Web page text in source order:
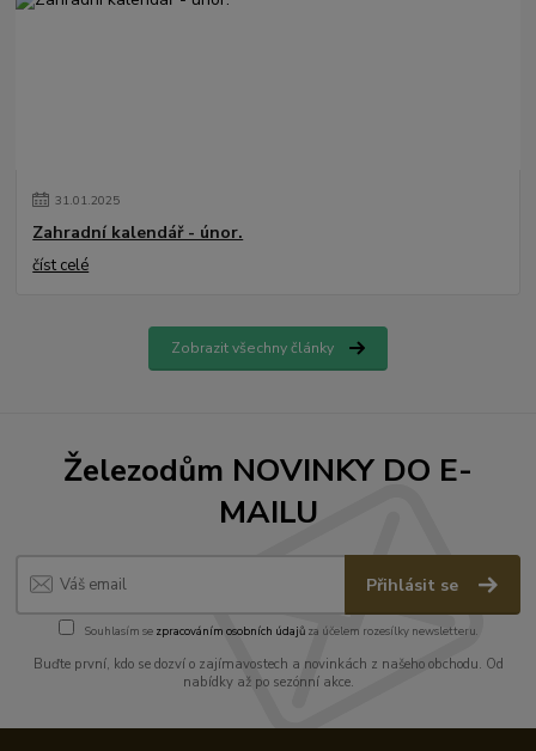
31.01.2025
Zahradní kalendář - únor.
číst celé
Zobrazit všechny články
Železodům NOVINKY DO E-
MAILU
Přihlásit se
Souhlasím se zpracováním osobních údajůza účelem rozesílky newsletteru.
Buďte první, kdo se dozví o zajímavostech a novinkách z našeho obchodu. Od
nabídky až po sezónní akce.